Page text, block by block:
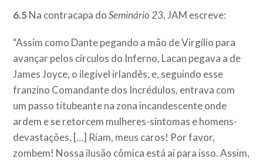
6.5 Na contracapa doSeminário 23, JAM escreve:
“Assim como Dante pegando a mão de Virgílio para
avançar pelos círculos do Inferno, Lacan pegava a de
James Joyce, o ilegível irlandês, e, seguindo esse
franzino Comandante dos Incrédulos, entrava com
um passo titubeante na zona incandescente onde
ardem e se retorcem mulheres-sintomas e homens-
devastações. […] Riam, meus caros! Por favor,
zombem! Nossa ilusão cômica está aí para isso. Assim,